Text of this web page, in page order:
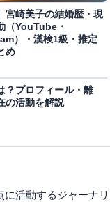
宮崎美子の結婚歴・現
（YouTube・
）・漢検1級・推定
め
？プロフィール・離
の活動を解説
に活動するジャーナ